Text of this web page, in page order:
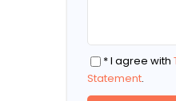
* I agree with
Statement.